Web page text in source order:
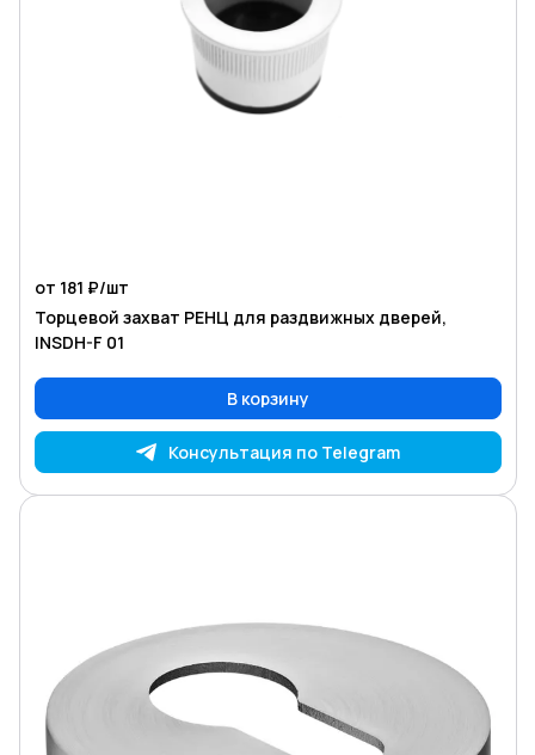
от 181 ₽/шт
Торцевой захват РЕНЦ для раздвижных дверей,
INSDH-F 01
В корзину
Консультация по Telegram